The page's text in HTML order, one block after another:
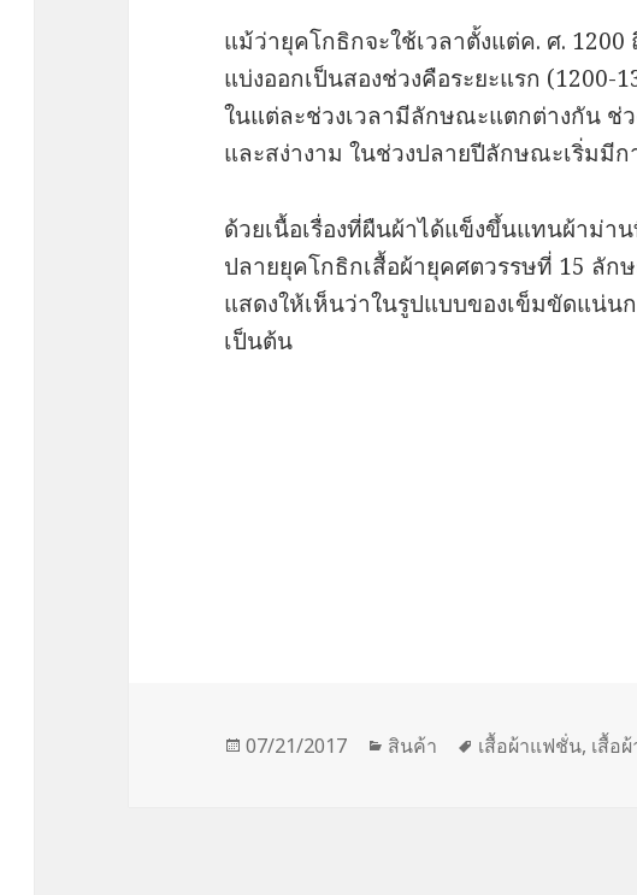
แม้ว่ายุคโกธิกจะใช้เวลาตั้งแต่ค. ศ. 1200
แบ่งออกเป็นสองช่วงคือระยะแรก (1200-
ในแต่ละช่วงเวลามีลักษณะแตกต่างกัน ช่
และสง่างาม ในช่วงปลายปีลักษณะเริ่มมีก
ด้วยเนื้อเรื่องที่ผืนผ้าได้แข็งขึ้นแทนผ้าม่า
ปลายยุคโกธิกเสื้อผ้ายุคศตวรรษที่ 15 ลั
แสดงให้เห็นว่าในรูปแบบของเข็มขัดแน่น
เป็นต้น
Posted
07/21/2017 Categories
สินค้า Tags
เสื้อผ้าแฟชั่น, เสื้อ